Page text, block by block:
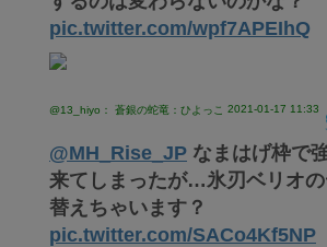
pic.twitter.com/wpf7APEIhQ
@13_hiyo： 蒼銀の蛇竜：ひよっこ 2021-01-17 11:33
@MH_Rise_JP なまはげ枠で
来てしまったが…氷刃ベリオの
替えちゃいます？
pic.twitter.com/SACo4Kf5NP